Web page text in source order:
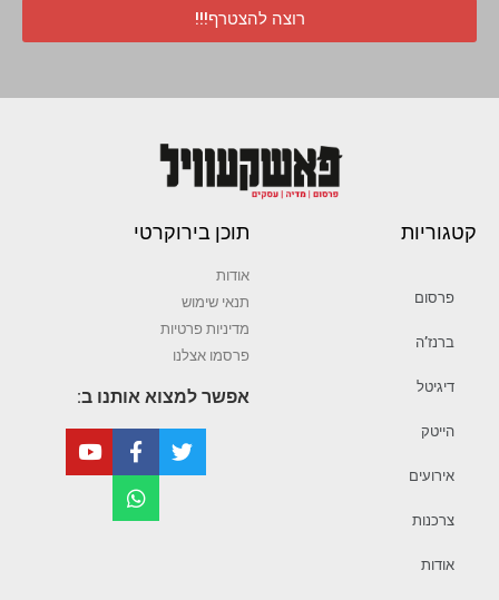
רוצה להצטרף!!!
קטגוריות
פרסום
ברנז’ה
דיגיטל
הייטק
אירועים
צרכנות
אודות
תוכן בירוקרטי
אודות
תנאי שימוש
מדיניות פרטיות
פרסמו אצלנו
אפשר למצוא אותנו ב: